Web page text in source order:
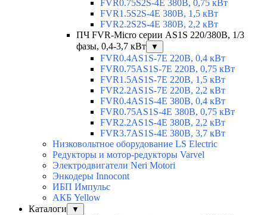
FVR0.75S2S-4E 380В, 0,75 кВт
FVR1.5S2S-4E 380В, 1,5 кВт
FVR2.2S2S-4E 380В, 2,2 кВт
ПЧ FVR-Micro серии AS1S 220/380В, 1/3
фазы, 0,4-3,7 кВт
▼
FVR0.4AS1S-7E 220В, 0,4 кВт
FVR0.75AS1S-7E 220В, 0,75 кВт
FVR1.5AS1S-7E 220В, 1,5 кВт
FVR2.2AS1S-7E 220В, 2,2 кВт
FVR0.4AS1S-4E 380В, 0,4 кВт
FVR0.75AS1S-4E 380В, 0,75 кВт
FVR2.2AS1S-4E 380В, 2,2 кВт
FVR3.7AS1S-4E 380В, 3,7 кВт
Низковольтное оборудование LS Electric
Редукторы и мотор-редукторы Varvel
Электродвигатели Neri Motori
Энкодеры Innocont
ИБП Импульс
АКБ Yellow
Каталоги
▼